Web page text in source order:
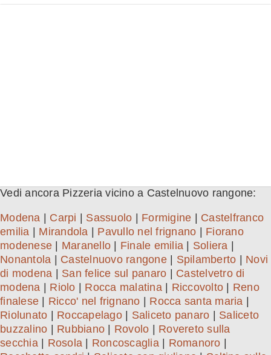
Vedi ancora Pizzeria vicino a Castelnuovo rangone:
Modena Carpi Sassuolo Formigine
Castelfranco
emilia
Mirandola Pavullo nel frignano
Fiorano
modenese
Maranello Finale emilia Soliera
Nonantola
Castelnuovo rangone| Spilamberto
Novi
di modena
San felice sul panaro
Castelvetro di
modena
Riolo Rocca malatina| Riccovolto
Reno
finalese
Ricco' nel frignano Rocca santa maria
Riolunato
Roccapelago| Saliceto panaro
Saliceto
buzzalino
Rubbiano Rovolo
Rovereto sulla
secchia| Rosola Roncoscaglia| Romanoro